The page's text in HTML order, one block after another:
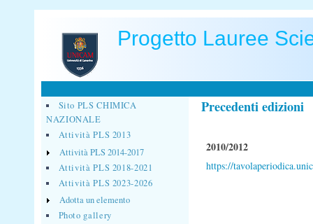
Progetto Lauree
Sito PLS CHIMICA
NAZIONALE
Attività PLS 2013
Attività PLS 2014-2017
Attività PLS 2018-2021
Attività PLS 2023-2026
Adotta un elemento
Photo gallery
Precedenti edizioni
2010/2012
https://